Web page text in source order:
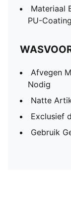
Materiaal
PU-Coating
Afvegen
Nodig
Natte
Exclusief
Gebruik